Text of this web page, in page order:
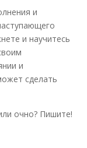
и
и научитесь
и
сделать
очно? Пишите!